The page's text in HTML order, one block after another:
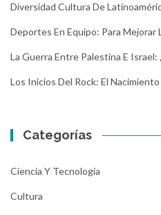
Diversidad Cultura De
Deportes En Equipo: Para Mejorar
La Guerra Entre Palestina E Israel:
Los Inicios Del Rock: El
Categorías
Ciencia Y Tecnología
Cultura